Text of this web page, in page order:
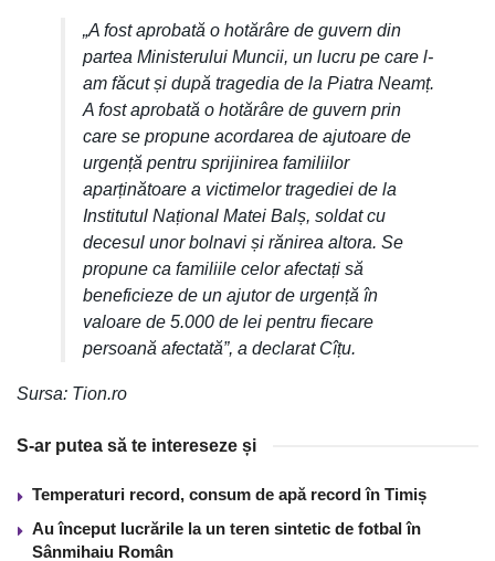
„A fost aprobată o hotărâre de guvern din
partea Ministerului Muncii, un lucru pe care l-
am făcut și după tragedia de la Piatra Neamț.
A fost aprobată o hotărâre de guvern prin
care se propune acordarea de ajutoare de
urgență pentru sprijinirea familiilor
aparținătoare a victimelor tragediei de la
Institutul Național Matei Balș, soldat cu
decesul unor bolnavi și rănirea altora. Se
propune ca familiile celor afectați să
beneficieze de un ajutor de urgență în
valoare de 5.000 de lei pentru fiecare
persoană afectată”, a declarat Cîțu.
Sursa: Tion.ro
S-ar putea să te intereseze și
Temperaturi record, consum de apă record în Timiș
Au început lucrările la un teren sintetic de fotbal în
Sânmihaiu Român